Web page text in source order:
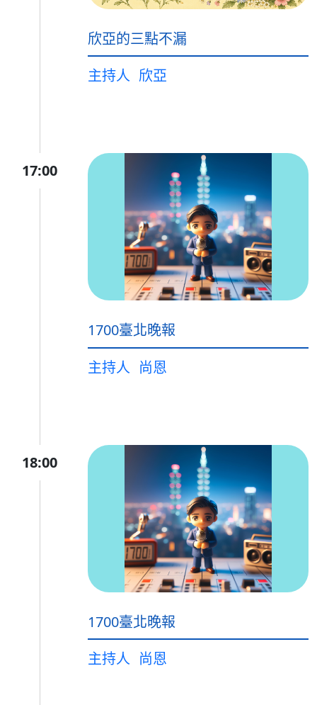
欣亞的三點不漏
主持人 欣亞
17:00
1700臺北晚報
主持人 尚恩
18:00
1700臺北晚報
主持人 尚恩